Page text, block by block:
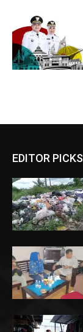
EDITOR PICKS